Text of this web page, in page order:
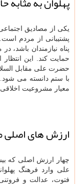
یکی از مصادیق
پشتیبانی از مردم
پناه نیازمندان باشد،
حمایت کند. این
حضرت علی مقابل
با ستم دانسته می شود.
معیار مشروعیت
ارزش های اصلی
چهار ارزش اصلی که
علی وارد فرهنگ
فتوت، عدالت و